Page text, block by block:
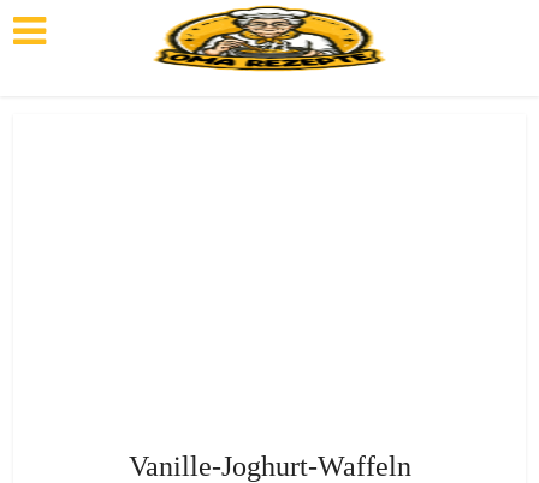
Vanille-Joghurt-Waffeln